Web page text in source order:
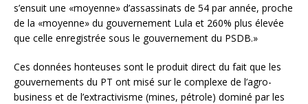
s’ensuit une «moyenne» d’assassinats de 54 par année, proche
de la «moyenne» du gouvernement Lula et 260% plus élevée
que celle enregistrée sous le gouvernement du PSDB.»
Ces données honteuses sont le produit direct du fait que les
gouvernements du PT ont misé sur le complexe de l’agro-
business et de l’extractivisme (mines, pétrole) dominé par les